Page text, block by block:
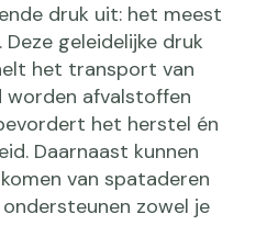
druk uit: het meest
geleidelijke druk
het transport van
worden afvalstoffen
het herstel én
Daarnaast kunnen
van spataderen
zowel je